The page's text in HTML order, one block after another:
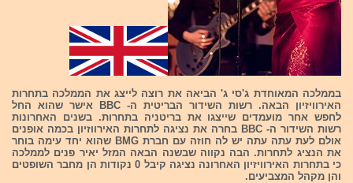
בממלכה המאוחדת ג'סי ג' הביאה את רוצה לייצג את הממלכה בתחרות
האירוויזיון הבאה. רשות השידור הבריטית ה- BBC אישר שהוא החל
לחפש אחר מועמדים שייצגו את בריטניה בתחרות. בשנים האחרונות
רשות השידור ה- BBC בחרה את נציגה לתחרות האירווזיון בכמה אופנים
אולם לעת עתה עתה יש לה חוזה עם חברת BMG שהוא יחד עימה בוחר
את הנציג לתחרות. הבה נקווה שבשנה הבאה המזל יאיר פנים לממלכה
כי בתחרות האירוויזיון האחרונה נציגה קיבל 0 נקודות הן מחבר השופטים
והן מקהל המצביעים.